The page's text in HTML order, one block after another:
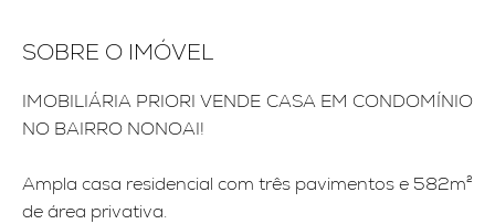
SOBRE O IMÓVEL
IMOBILIÁRIA PRIORI VENDE CASA EM CONDOMÍNIO
NO BAIRRO NONOAI!
Ampla casa residencial com três pavimentos e 582m²
de área privativa.